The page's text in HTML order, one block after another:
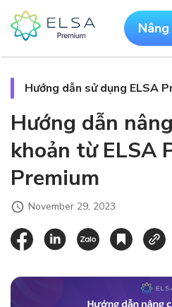
Hướng dẫn sử dụng ELSA
Hướng dẫn
khoản từ ELSA
Premium
November 29, 2023